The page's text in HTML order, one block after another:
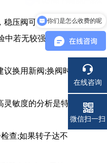
稳压阀可能有问
中若无较强气流从
换用新阀;换阀时
敏度的分析是特
查;如果转子达不
在线咨询
电话
微信扫一扫
你们是怎么收费的呢